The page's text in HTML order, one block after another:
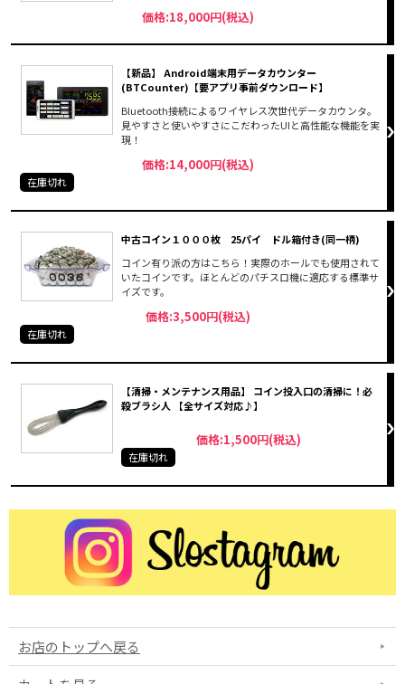
価格:18,000円(税込)
【新品】 Android端末用データカウンター
(BTCounter)【要アプリ事前ダウンロード】
Bluetooth接続によるワイヤレス次世代データカウンタ。
見やすさと使いやすさにこだわったUIと高性能な機能を実
現！
価格:14,000円(税込)
在庫切れ
中古コイン１０００枚 25パイ ドル箱付き(同一柄)
コイン有り派の方はこちら！実際のホールでも使用されて
いたコインです。ほとんどのパチスロ機に適応する標準サ
イズです。
価格:3,500円(税込)
在庫切れ
【清掃・メンテナンス用品】 コイン投入口の清掃に！必
殺ブラシ人 【全サイズ対応♪】
価格:1,500円(税込)
在庫切れ
お店のトップへ戻る